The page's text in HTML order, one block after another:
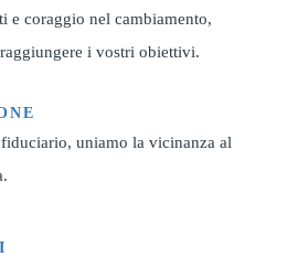
e coraggio nel cambiamento,
i vostri obiettivi.
uniamo la vicinanza al